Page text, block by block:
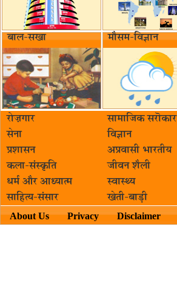
बाल-सखा मौसम-विज्ञान
रोज़गार सामाजिक सरॊकार‌
सेना
विज्ञान
प्रशासन
अप्रवासी भारतीय
कला-संस्कृति
जीवन शैली
धर्म और आध्यात्म
स्वास्थ्य
साहित्य-संसार
खेती-बाड़ी
About Us Privacy Disclaimer